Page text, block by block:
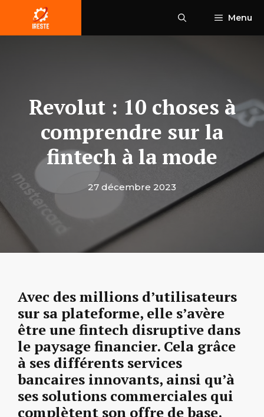
contenu
Menu
Revolut : 10 choses à
comprendre sur la
fintech à la mode
27 décembre 2023
Avec des millions d’utilisateurs
sur sa plateforme, elle s’avère
être une fintech disruptive dans
le paysage financier. Cela grâce
à ses différents services
bancaires innovants, ainsi qu’à
ses solutions commerciales qui
complètent son offre de base.